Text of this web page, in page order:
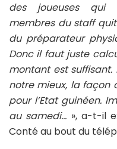
des joueuses qui
membres du staff
du préparateur
Donc il faut juste
montant est suffisant.
notre mieux, la façon
pour l’Etat guinéen.
au samedi… », a-t-il
Conté au bout du